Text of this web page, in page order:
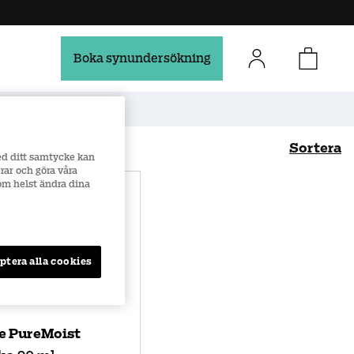
Boka synundersökning
Sortera
Namn (Ö-A)
PureMoist
ditt samtycke kan
och göra våra
helst ändra dina
alla cookies